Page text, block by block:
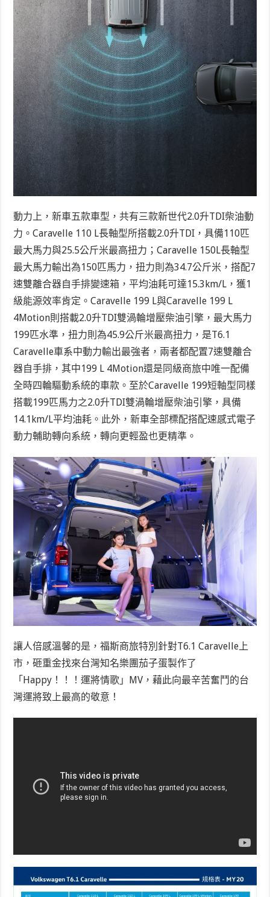
動力上，新車五款車型，共有三款新世代2.0升TDI柴油動
力。Caravelle 110 L長軸型所搭載2.0升TDI，具備110匹
最大馬力與25.5公斤米最高扭力；Caravelle 150L長軸型
最大馬力輸出為150匹馬力，扭力則為34.7公斤米，搭配7
速雙離合器自手排變速箱，平均油耗可達15.3km/L，獲1
級能源效率肯定。Caravelle 199 L與Caravelle 199 L
4Motion則搭載2.0升TDI雙渦輪增壓柴油引擎，最大馬力
199匹水準，扭力則為45.9公斤米最高扭力，是T6.1
Caravelle車系中動力輸出最強者，兩者都配置7速雙離合
器自手排，其中199 L 4Motion還是同級商旅中唯一配備
全時四輪驅動系統的車款。至於Caravelle 199短軸型同樣
搭載199匹馬力之2.0升TDI雙渦輪增壓柴油引擎，具備
14.1km/L平均油耗。此外，新車全部標配搭配速感式電子
動力輔助轉向系統，轉向更輕盈也更精準。
讓人倍感溫馨的是，福斯商旅特別針對T6.1 Caravelle上
市，砸重金找來台灣知名樂團茄子蛋製作了
「Happy！！！運將情歌」MV，藉此向最辛苦奮鬥的台
灣運將致上最高的敬意！